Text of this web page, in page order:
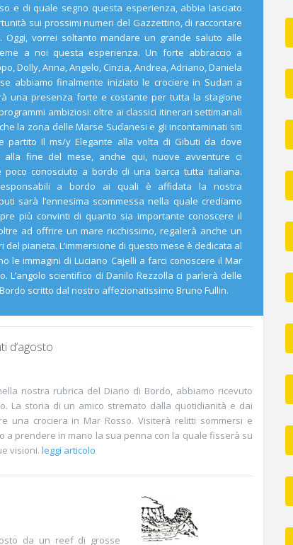
e di quale segno questa esperienza, abbia lasciato
sui prossimi numeri del Gazzettino, di raccontare
vorrei soltanto mandare un grande saluto alle
a noi questa esperienza. Un forte abbraccio a
Dolly, Anna, Angelo, Cinzia, Andrea, Adriano, Daniela
abbiamo finalmente iniziato le crociere in Sudan a
una presenza forte e costante per tutta la stagione
ambiziosi: oltre ai classici itinerari settimanali
la zona delle Marse Sudanesi e gli incontaminati siti
partito Il ms/y Elegante alla volta di Gibuti da dove
alla fine del mese, anche qui, nuove avventure ci
conosciuto a bordo di una barca tutta italiana.
a bordo ai quali è affidata la nostra
sarà l’ennesima scommessa nella quale crediamo
più convinti di quanto sia importante conoscere il
ad offrire un mare ricchissimo, regalerà anche un
pianeta. L’immersione di questo mese è dedicata al
le immagini di Luciano Cajelli a farci conoscere il Mar
L’angolo scientifico di Danilo Rezzolla ci parlerà delle
scritto dal nostro affezionatissimo Bruno Fullin.
d’agosto
nostra rubrica del Diario di Bordo, abbiamo ricevuto
La storia di un amico stremato dalla quotidianità e dai
una crociera in Mar Rosso. Visiterà relitti sommersi e
a prendere in mano la sua penna con la quale fisserà su
visioni. leggi articolo
da un reef di grosse